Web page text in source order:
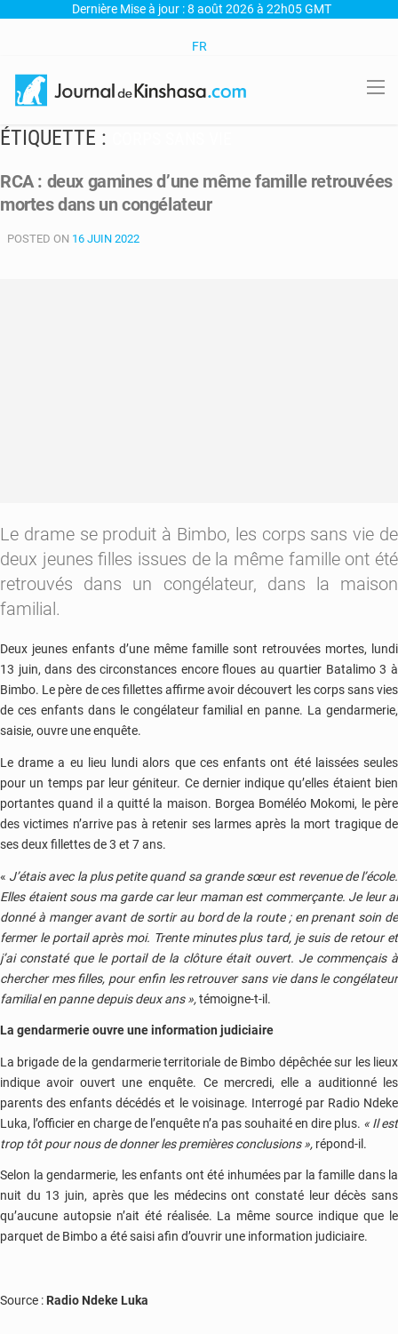
Dernière Mise à jour : 8 août 2026 à 22h05 GMT
FR
ÉTIQUETTE :
RCA : deux gamines d’une même famille retrouvées
mortes dans un congélateur
POSTED ON 16 JUIN 2022
Le drame se produit à Bimbo, les corps sans vie de
deux jeunes filles issues de la même famille ont été
retrouvés dans un congélateur, dans la maison
familial.
Deux jeunes enfants d’une même famille sont retrouvées mortes, lundi
13 juin, dans des circonstances encore floues au quartier Batalimo 3 à
Bimbo. Le père de ces fillettes affirme avoir découvert les corps sans vies
de ces enfants dans le congélateur familial en panne. La gendarmerie,
saisie, ouvre une enquête.
Le drame a eu lieu lundi alors que ces enfants ont été laissées seules
pour un temps par leur géniteur. Ce dernier indique qu’elles étaient bien
portantes quand il a quitté la maison. Borgea Boméléo Mokomi, le père
des victimes n’arrive pas à retenir ses larmes après la mort tragique de
ses deux fillettes de 3 et 7 ans.
« J’étais avec la plus petite quand sa grande sœur est revenue de l’école.
Elles étaient sous ma garde car leur maman est commerçante. Je leur ai
donné à manger avant de sortir au bord de la route ; en prenant soin de
fermer le portail après moi. Trente minutes plus tard, je suis de retour et
j’ai constaté que le portail de la clôture était ouvert. Je commençais à
chercher mes filles, pour enfin les retrouver sans vie dans le congélateur
familial en panne depuis deux ans »,témoigne-t-il.
La gendarmerie ouvre une information judiciaire
La brigade de la gendarmerie territoriale de Bimbo dépêchée sur les lieux
indique avoir ouvert une enquête. Ce mercredi, elle a auditionné les
parents des enfants décédés et le voisinage. Interrogé par Radio Ndeke
Luka, l’officier en charge de l’enquête n’a pas souhaité en dire plus. « Il est
trop tôt pour nous de donner les premières conclusions », répond-il.
Selon la gendarmerie, les enfants ont été inhumées par la famille dans la
nuit du 13 juin, après que les médecins ont constaté leur décès sans
qu’aucune autopsie n’ait été réalisée. La même source indique que le
parquet de Bimbo a été saisi afin d’ouvrir une information judiciaire.
Source : Radio Ndeke Luka